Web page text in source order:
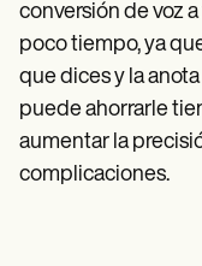
conversión de voz
poco tiempo, ya
que dices y la
puede ahorrarle
aumentar la
complicaciones.